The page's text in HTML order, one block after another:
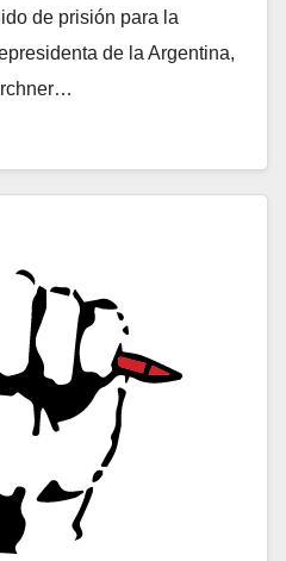
de prisión para la
de la Argentina,